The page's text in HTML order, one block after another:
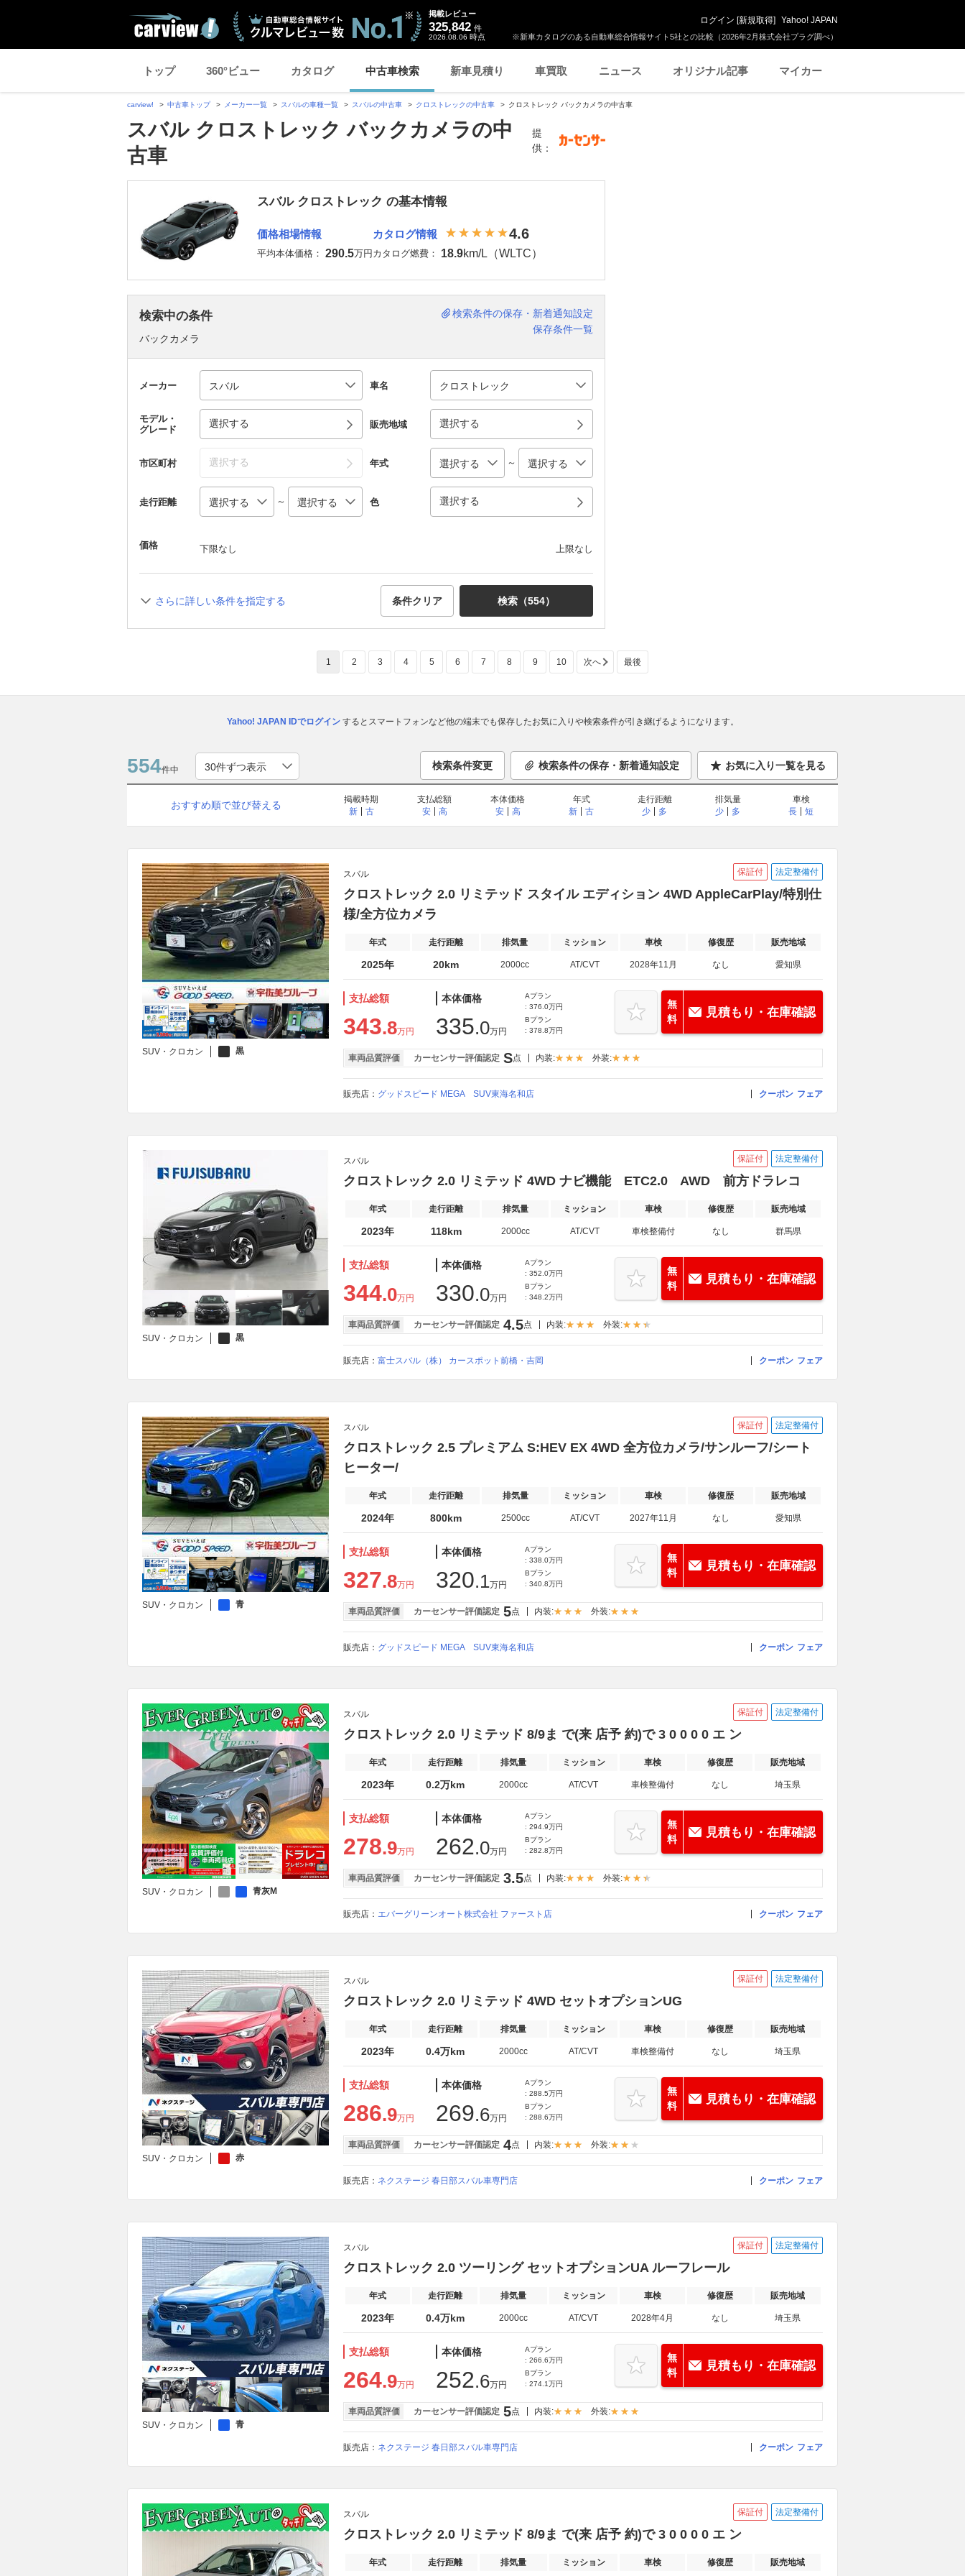
※新車カタログのある自動車総合情報サイト5社との比較（2026年2月株式会社プラグ調べ）
掲載レビュー
325,842 件
2026.08.06 時点
ログイン [新規取得] Yahoo! JAPAN
トップ 360°ビュー カタログ 中古車検索 新車見積り 車買取 ニュース オリジナル記事 マイカー
carview! 中古車トップ メーカー一覧 スバルの車種一覧 スバルの中古車 クロストレックの中古車 クロストレック バックカメラの中古車
スバル クロストレック バックカメラの中
古車
提
供：
スバル クロストレック の基本情報
価格相場情報
平均本体価格： 290.5万円
カタログ情報 4.6
カタログ燃費： 18.9km/L（WLTC）
検索中の条件
バックカメラ
検索条件の保存・新着通知設定
保存条件一覧
メーカー 車名
モデル・
グレード
選択する 販売地域 選択する
市区町村 選択する 年式 ～
走行距離 ～ 色 選択する
価格 下限なし 上限なし
さらに詳しい条件を指定する 条件クリア 検索（554）
1 2 3 4 5 6 7 8 9 10 次へ 最後
Yahoo! JAPAN IDでログインするとスマートフォンなど他の端末でも保存したお気に入りや検索条件が引き継げるようになります。
554件中 検索条件変更 検索条件の保存・新着通知設定 お気に入り一覧を見る
おすすめ順で並び替える
掲載時期
新
古
支払総額
安
高
本体価格
安
高
年式
新
古
走行距離
少
多
排気量
少
多
車検
長
短
SUV・クロカン 黒
スバル 保証付 法定整備付
クロストレック 2.0 リミテッド スタイル エディション 4WD AppleCarPlay/特別仕
様/全方位カメラ
年式 走行距離 排気量 ミッション 車検 修復歴 販売地域
2025年 20km 2000cc AT/CVT 2028年11月 なし 愛知県
支払総額
343.8万円
本体価格
335.0万円
Aプラン
: 376.0万円
Bプラン
: 378.8万円
無
料
見積もり・在庫確認
車両品質評価 カーセンサー評価認定 S点 内装: 外装:
販売店： グッドスピード MEGA SUV東海名和店 クーポン フェア
SUV・クロカン 黒
スバル 保証付 法定整備付
クロストレック 2.0 リミテッド 4WD ナビ機能 ETC2.0 AWD 前方ドラレコ
年式 走行距離 排気量 ミッション 車検 修復歴 販売地域
2023年 118km 2000cc AT/CVT 車検整備付 なし 群馬県
支払総額
344.0万円
本体価格
330.0万円
Aプラン
: 352.0万円
Bプラン
: 348.2万円
無
料
見積もり・在庫確認
車両品質評価 カーセンサー評価認定 4.5点 内装: 外装:
販売店： 富士スバル（株） カースポット前橋・吉岡 クーポン フェア
SUV・クロカン 青
スバル 保証付 法定整備付
クロストレック 2.5 プレミアム S:HEV EX 4WD 全方位カメラ/サンルーフ/シート
ヒーター/
年式 走行距離 排気量 ミッション 車検 修復歴 販売地域
2024年 800km 2500cc AT/CVT 2027年11月 なし 愛知県
支払総額
327.8万円
本体価格
320.1万円
Aプラン
: 338.0万円
Bプラン
: 340.8万円
無
料
見積もり・在庫確認
車両品質評価 カーセンサー評価認定 5点 内装: 外装:
販売店： グッドスピード MEGA SUV東海名和店 クーポン フェア
SUV・クロカン 青灰M
スバル 保証付 法定整備付
クロストレック 2.0 リミテッド 8/9ま で(来 店予 約)で 3 0 0 0 0 エ ン
年式 走行距離 排気量 ミッション 車検 修復歴 販売地域
2023年 0.2万km 2000cc AT/CVT 車検整備付 なし 埼玉県
支払総額
278.9万円
本体価格
262.0万円
Aプラン
: 294.9万円
Bプラン
: 282.8万円
無
料
見積もり・在庫確認
車両品質評価 カーセンサー評価認定 3.5点 内装: 外装:
販売店： エバーグリーンオート株式会社 ファースト店 クーポン フェア
SUV・クロカン 赤
スバル 保証付 法定整備付
クロストレック 2.0 リミテッド 4WD セットオプションUG
年式 走行距離 排気量 ミッション 車検 修復歴 販売地域
2023年 0.4万km 2000cc AT/CVT 車検整備付 なし 埼玉県
支払総額
286.9万円
本体価格
269.6万円
Aプラン
: 288.5万円
Bプラン
: 288.6万円
無
料
見積もり・在庫確認
車両品質評価 カーセンサー評価認定 4点 内装: 外装:
販売店： ネクステージ 春日部スバル車専門店 クーポン フェア
SUV・クロカン 青
スバル 保証付 法定整備付
クロストレック 2.0 ツーリング セットオプションUA ルーフレール
年式 走行距離 排気量 ミッション 車検 修復歴 販売地域
2023年 0.4万km 2000cc AT/CVT 2028年4月 なし 埼玉県
支払総額
264.9万円
本体価格
252.6万円
Aプラン
: 266.6万円
Bプラン
: 274.1万円
無
料
見積もり・在庫確認
車両品質評価 カーセンサー評価認定 5点 内装: 外装:
販売店： ネクステージ 春日部スバル車専門店 クーポン フェア
スバル 保証付 法定整備付
クロストレック 2.0 リミテッド 8/9ま で(来 店予 約)で 3 0 0 0 0 エ ン
年式 走行距離 排気量 ミッション 車検 修復歴 販売地域